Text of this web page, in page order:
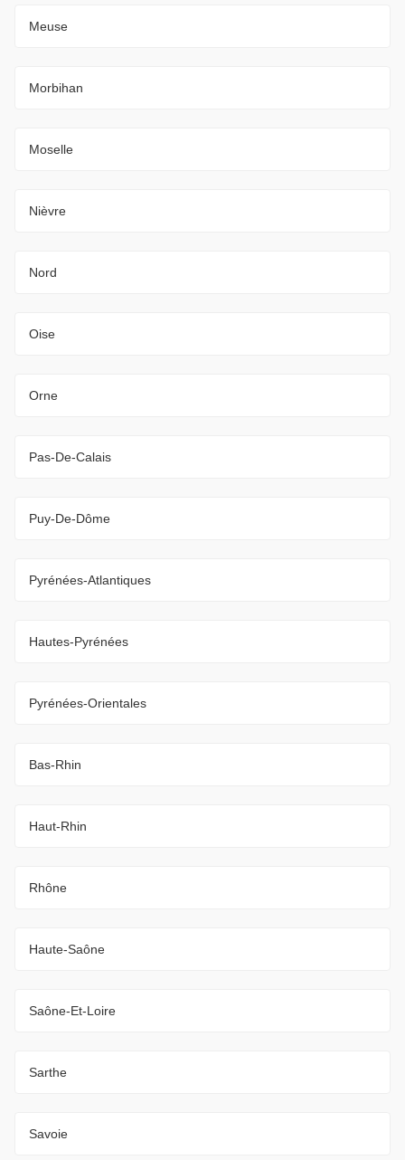
Meuse
Morbihan
Moselle
Nièvre
Nord
Oise
Orne
Pas-De-Calais
Puy-De-Dôme
Pyrénées-Atlantiques
Hautes-Pyrénées
Pyrénées-Orientales
Bas-Rhin
Haut-Rhin
Rhône
Haute-Saône
Saône-Et-Loire
Sarthe
Savoie